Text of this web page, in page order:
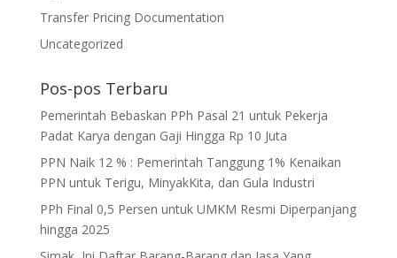
Transfer Pricing Documentation
Uncategorized
Pos-pos Terbaru
Pemerintah Bebaskan PPh Pasal 21 untuk Pekerja
Padat Karya dengan Gaji Hingga Rp 10 Juta
PPN Naik 12 % : Pemerintah Tanggung 1% Kenaikan
PPN untuk Terigu, MinyakKita, dan Gula Industri
PPh Final 0,5 Persen untuk UMKM Resmi Diperpanjang
hingga 2025